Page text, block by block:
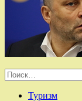
Найти:
Туризм